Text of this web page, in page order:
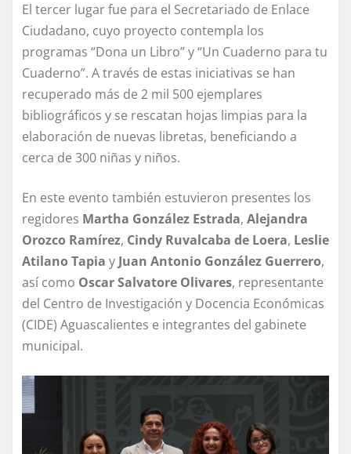
El tercer lugar fue para el Secretariado de Enlace
Ciudadano, cuyo proyecto contempla los
programas “Dona un Libro” y “Un Cuaderno para tu
Cuaderno”. A través de estas iniciativas se han
recuperado más de 2 mil 500 ejemplares
bibliográficos y se rescatan hojas limpias para la
elaboración de nuevas libretas, beneficiando a
cerca de 300 niñas y niños.
En este evento también estuvieron presentes los
regidores Martha González Estrada, Alejandra
Orozco Ramírez, Cindy Ruvalcaba de Loera, Leslie
Atilano Tapia y Juan Antonio González Guerrero,
así como Oscar Salvatore Olivares, representante
del Centro de Investigación y Docencia Económicas
(CIDE) Aguascalientes e integrantes del gabinete
municipal.